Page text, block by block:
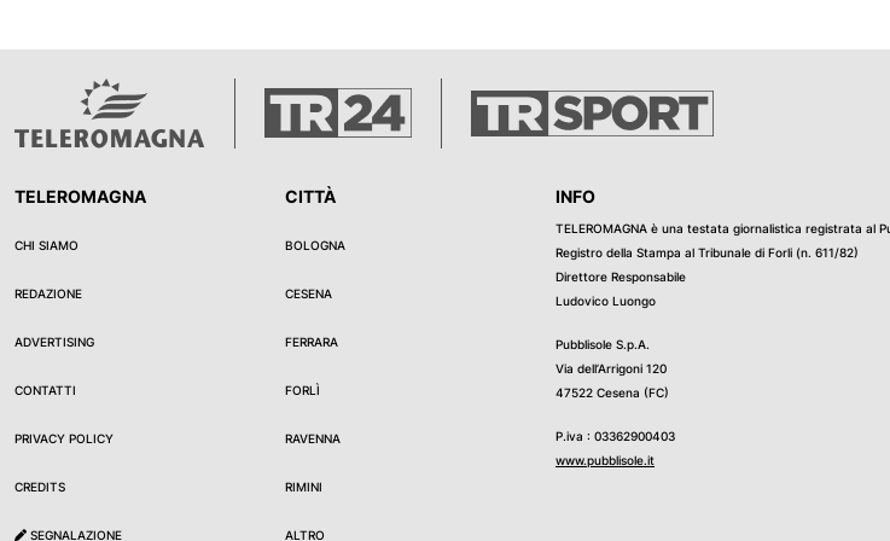
giovani avventori, aveva venduto loro una bevanda contenente un superalcolico. Un operaio
rumene, è stato denunciato in stato di libertà per aver adibito un’area a lui in uso a discarica
venivano stoccati vari componenti di autovetture usate, olio esausto ed altri rifiuti pericolosi.
stata posta sotto sequestro. Nel corso servizio sono stati controllati complessivamente 25
TELEROMAGNA
CHI SIAMO
REDAZIONE
ADVERTISING
CONTATTI
PRIVACY POLICY
CREDITS
SEGNALAZIONE
CITTÀ
BOLOGNA
CESENA
FERRARA
FORLÌ
RAVENNA
RIMINI
ALTRO
INFO
TELEROMAGNA è una testata giornalistica registrata al
Registro della Stampa al Tribunale di Forli (n. 611/82)
Direttore Responsabile
Ludovico Luongo
Pubblisole S.p.A.
Via dell’Arrigoni 120
47522 Cesena (FC)
P.iva : 03362900403
www.pubblisole.it